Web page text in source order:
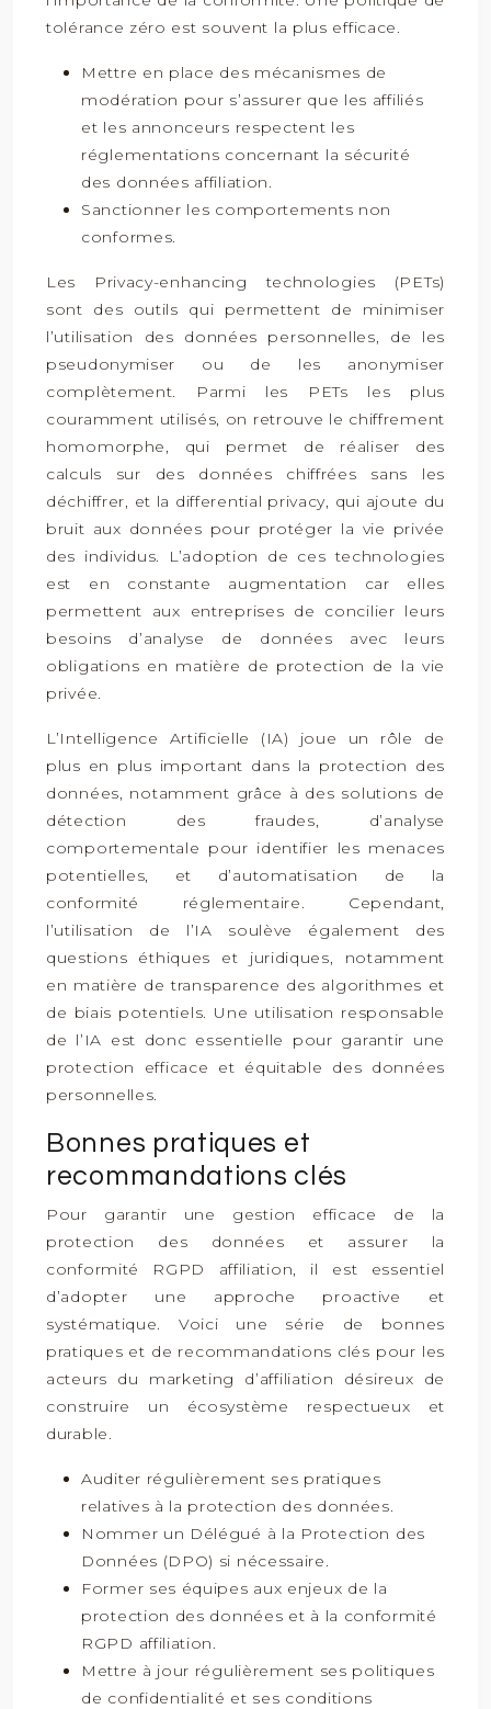
tolérance zéro est souvent la plus efficace.
Mettre en place des mécanismes de
modération pour s’assurer que les affiliés
et les annonceurs respectent les
réglementations concernant la sécurité
des données affiliation.
Sanctionner les comportements non
conformes.
Les Privacy-enhancing technologies (PETs)
sont des outils qui permettent de minimiser
l’utilisation des données personnelles, de les
pseudonymiser ou de les anonymiser
complètement. Parmi les PETs les plus
couramment utilisés, on retrouve le chiffrement
homomorphe, qui permet de réaliser des
calculs sur des données chiffrées sans les
déchiffrer, et la differential privacy, qui ajoute du
bruit aux données pour protéger la vie privée
des individus. L’adoption de ces technologies
est en constante augmentation car elles
permettent aux entreprises de concilier leurs
besoins d’analyse de données avec leurs
obligations en matière de protection de la vie
privée.
L’Intelligence Artificielle (IA) joue un rôle de
plus en plus important dans la protection des
données, notamment grâce à des solutions de
détection des fraudes, d’analyse
comportementale pour identifier les menaces
potentielles, et d’automatisation de la
conformité réglementaire. Cependant,
l’utilisation de l’IA soulève également des
questions éthiques et juridiques, notamment
en matière de transparence des algorithmes et
de biais potentiels. Une utilisation responsable
de l’IA est donc essentielle pour garantir une
protection efficace et équitable des données
personnelles.
Bonnes pratiques et
recommandations clés
Pour garantir une gestion efficace de la
protection des données et assurer la
conformité RGPD affiliation, il est essentiel
d’adopter une approche proactive et
systématique. Voici une série de bonnes
pratiques et de recommandations clés pour les
acteurs du marketing d’affiliation désireux de
construire un écosystème respectueux et
durable.
Auditer régulièrement ses pratiques
relatives à la protection des données.
Nommer un Délégué à la Protection des
Données (DPO) si nécessaire.
Former ses équipes aux enjeux de la
protection des données et à la conformité
RGPD affiliation.
Mettre à jour régulièrement ses politiques
de confidentialité et ses conditions